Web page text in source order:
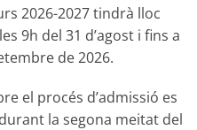
2026-2027 tindrà lloc
9h del 31 d’agost i fins a
de 2026.
el procés d’admissió es
la segona meitat del